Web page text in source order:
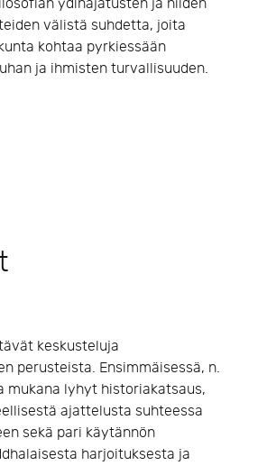
ydinajatusten ja niiden
välistä suhdetta, joita
kohtaa pyrkiessään
ja ihmisten turvallisuuden.
keskusteluja
perusteista. Ensimmäisessä, n.
mukana lyhyt historiakatsaus,
ajattelusta suhteessa
sekä pari käytännön
harjoituksesta ja